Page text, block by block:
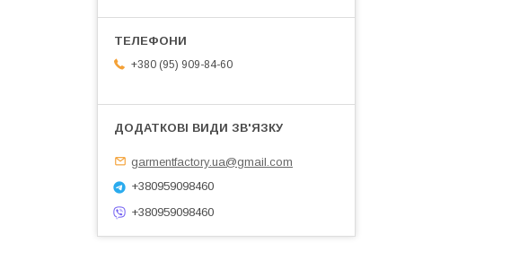
+380 (95) 909-84-60
garmentfactory.ua@gmail.com
+380959098460
+380959098460